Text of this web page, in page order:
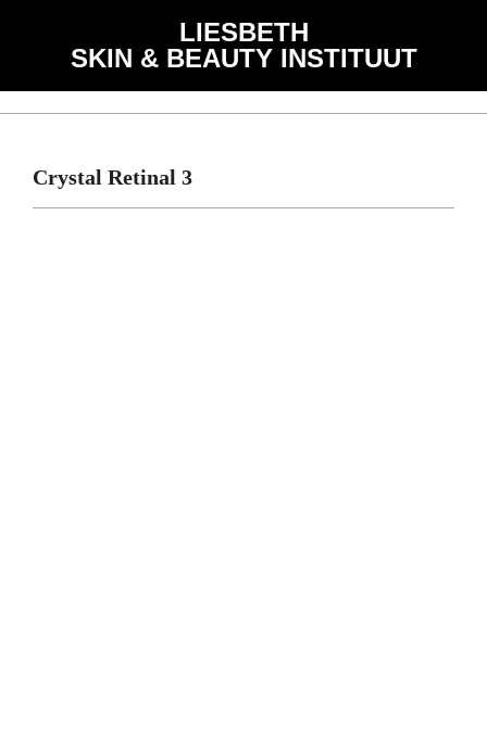
LIESBETH
SKIN & BEAUTY INSTITUUT
Primary
MenuCrystal Retinal 3